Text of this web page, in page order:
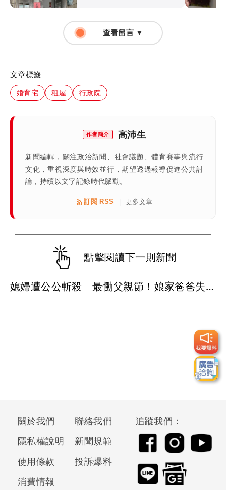
查看留言 ▼
文章標籤
婚育宅 租屋 行政院
作者簡介 高沛生
新聞編輯，關注政治新聞、社會議題、體育賽事與流行
文化，重視深度與時效並行，期望透過報導促進公共討
論，持續以文字記錄時代脈動。
訂閱 RSS 更多文章
點擊閱讀下一則新聞
媳婦遭公公斬殺 最慟父親節！娘家爸爸失眠就奔殯儀館...
關於我們
聯絡我們
隱私權說明
新聞規範
使用條款
投訴爆料
消費情報
追蹤我們：